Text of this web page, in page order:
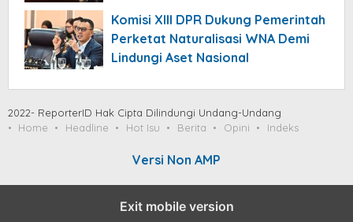
Komisi XIII DPR Dukung Pemerintah
Perketat Naturalisasi WNA Demi
Lindungi Aset Nasional
2022- ReporterID Hak Cipta Dilindungi Undang-Undang
Home
Headline Hot Isu Berita Opini Indeks
Versi Non AMP
Exit mobile version